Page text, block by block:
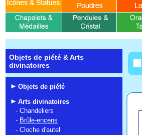
Objets de piété & Arts
divinatoires
Objets de piété
Arts divinatoires
- Chandeliers
- Brûle-encens
- Cloche d'autel